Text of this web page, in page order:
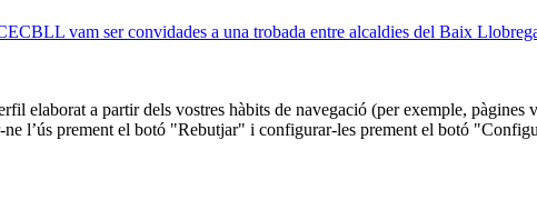
vam ser convidades a una trobada entre alcaldies del Baix
elaborat a partir dels vostres hàbits de navegació (per exemple, pàgines
l’ús prement el botó "Rebutjar" i configurar-les prement el botó